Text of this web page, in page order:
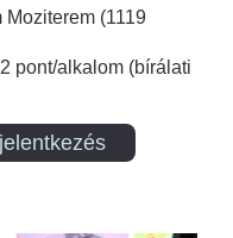
(1119
2 pont/alkalom (bírálati